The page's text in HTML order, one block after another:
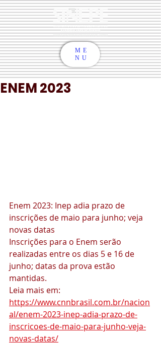
ME
NU
ENEM 2023
Enem 2023: Inep adia prazo de
inscrições de maio para junho; veja
novas datas
Inscrições para o Enem serão
realizadas entre os dias 5 e 16 de
junho; datas da prova estão
mantidas.
Leia mais em:
https://www.cnnbrasil.com.br/nacion
al/enem-2023-inep-adia-prazo-de-
inscricoes-de-maio-para-junho-veja-
novas-datas/